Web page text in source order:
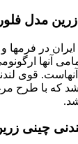
مدل
در فرمها
آنها
قوی
که با طرح
چینی